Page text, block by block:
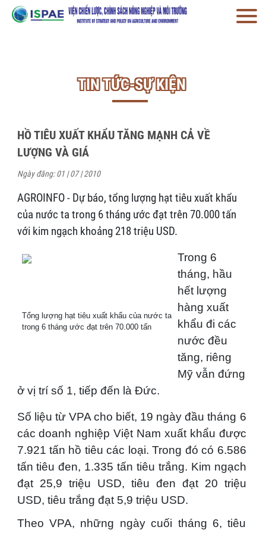
TIN TỨC-SỰ KIỆN
HỒ TIÊU XUẤT KHẨU TĂNG MẠNH CẢ VỀ
LƯỢNG VÀ GIÁ
Ngày đăng: 01 | 07 | 2010
AGROINFO - Dự báo, tổng lượng hạt tiêu xuất khẩu
của nước ta trong 6 tháng ước đạt trên 70.000 tấn
với kim ngạch khoảng 218 triệu USD.
Tổng lượng hạt tiêu xuất khẩu của nước ta
trong 6 tháng ước đạt trên 70.000 tấn
Trong 6
tháng, hầu
hết lượng
hàng xuất
khẩu đi các
nước đều
tăng, riêng
Mỹ vẫn đứng
ở vị trí số 1, tiếp đến là Đức.
Số liệu từ VPA cho biết, 19 ngày đầu tháng 6
các doanh nghiệp Việt Nam xuất khẩu được
7.921 tấn hồ tiêu các loại. Trong đó có 6.586
tấn tiêu đen, 1.335 tấn tiêu trắng. Kim ngạch
đạt 25,9 triệu USD, tiêu đen đạt 20 triệu
USD, tiêu trắng đạt 5,9 triệu USD.
Theo VPA, những ngày cuối tháng 6, tiêu